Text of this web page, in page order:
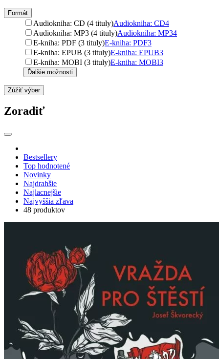
Formát
Audiokniha: CD (4 tituly)Audiokniha: CD4
Audiokniha: MP3 (4 tituly)Audiokniha: MP34
E-kniha: PDF (3 tituly)E-kniha: PDF3
E-kniha: EPUB (3 tituly)E-kniha: EPUB3
E-kniha: MOBI (3 tituly)E-kniha: MOBI3
Ďalšie možnosti
Zúžiť výber
Zoradiť
Bestsellery
Top hodnotené
Novinky
Najdrahšie
Najlacnejšie
Najvyššia zľava
48 produktov